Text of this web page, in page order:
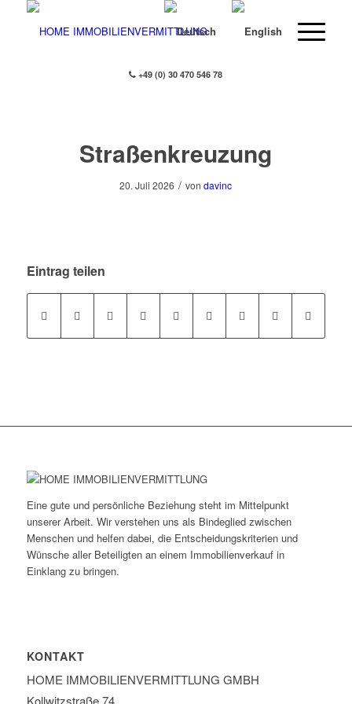
+49 (0) 30 470 546 78
Straßenkreuzung
20. Juli 2026 / vondavinc
Eintrag teilen
Eine gute und persönliche Beziehung steht im Mittelpunkt
unserer Arbeit. Wir verstehen uns als Bindeglied zwischen
Menschen und helfen dabei, die Entscheidungskriterien und
Wünsche aller Beteiligten an einem Immobilienverkauf in
Einklang zu bringen.
KONTAKT
HOME IMMOBILIEN­VERMITTLUNG GMBH
Kollwitzstraße 74